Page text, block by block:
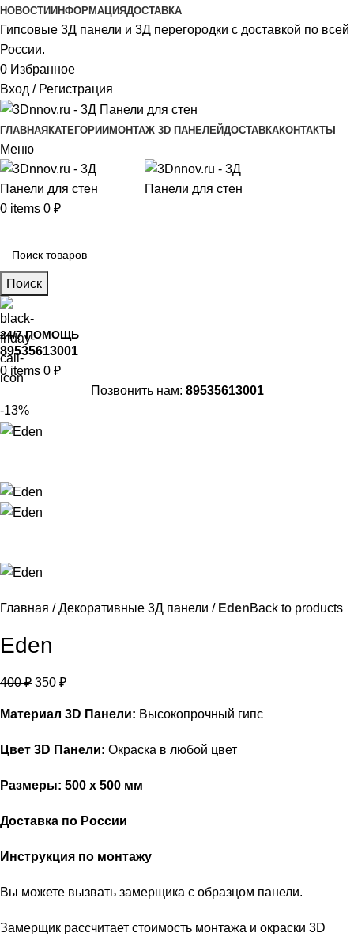
НОВОСТИ ИНФОРМАЦИЯДОСТАВКА
Гипсовые 3Д панели и 3Д перегородки с доставкой по всей
России.
0 Избранное
Вход / Регистрация
ГЛАВНАЯ КАТЕГОРИИ МОНТАЖ 3D ПАНЕЛЕЙДОСТАВКАКОНТАКТЫ
Меню
0 items 0 ₽
Поиск
24/7 ПОМОЩЬ
89535613001
0 items 0 ₽
Позвонить нам: 89535613001
-13%
Главная Декоративные 3Д панели EdenBack to products
Eden
400₽ 350 ₽
Материал 3D Панели: Высокопрочный гипс
Цвет 3D Панели: Окраска в любой цвет
Размеры: 500 х 500 мм
Доставка по России
Инструкция по монтажу
Вы можете вызвать замерщика с образцом панели.
Замерщик рассчитает стоимость монтажа и окраски 3D